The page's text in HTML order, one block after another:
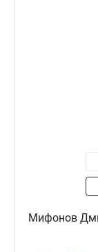
Мифонов